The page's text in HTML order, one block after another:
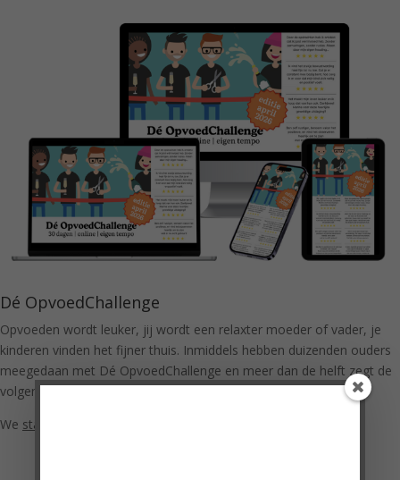
Dé OpvoedChallenge
Opvoeden wordt leuker, jij wordt een relaxter moeder of vader, je
kinderen vinden het fijner thuis. Inmiddels hebben duizenden ouders
meegedaan met Dé OpvoedChallenge en meer dan de helft zegt de
volgende keer weer mee te willen doen!
We starten slechts eenmaal per jaar